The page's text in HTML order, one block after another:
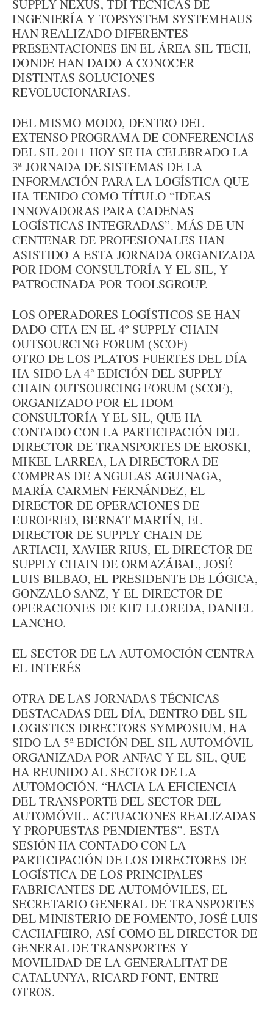
SUPPLY NEXUS, TDI TÉCNICAS DE
INGENIERÍA Y TOPSYSTEM SYSTEMHAUS
HAN REALIZADO DIFERENTES
PRESENTACIONES EN EL ÁREA SIL TECH,
DONDE HAN DADO A CONOCER
DISTINTAS SOLUCIONES
REVOLUCIONARIAS.
DEL MISMO MODO, DENTRO DEL
EXTENSO PROGRAMA DE CONFERENCIAS
DEL SIL 2011 HOY SE HA CELEBRADO LA
3ª JORNADA DE SISTEMAS DE LA
INFORMACIÓN PARA LA LOGÍSTICA QUE
HA TENIDO COMO TÍTULO “IDEAS
INNOVADORAS PARA CADENAS
LOGÍSTICAS INTEGRADAS”. MÁS DE UN
CENTENAR DE PROFESIONALES HAN
ASISTIDO A ESTA JORNADA ORGANIZADA
POR IDOM CONSULTORÍA Y EL SIL, Y
PATROCINADA POR TOOLSGROUP.
LOS OPERADORES LOGÍSTICOS SE HAN
DADO CITA EN EL 4º SUPPLY CHAIN
OUTSOURCING FORUM (SCOF)
OTRO DE LOS PLATOS FUERTES DEL DÍA
HA SIDO LA 4ª EDICIÓN DEL SUPPLY
CHAIN OUTSOURCING FORUM (SCOF),
ORGANIZADO POR EL IDOM
CONSULTORÍA Y EL SIL, QUE HA
CONTADO CON LA PARTICIPACIÓN DEL
DIRECTOR DE TRANSPORTES DE EROSKI,
MIKEL LARREA, LA DIRECTORA DE
COMPRAS DE ANGULAS AGUINAGA,
MARÍA CARMEN FERNÁNDEZ, EL
DIRECTOR DE OPERACIONES DE
EUROFRED, BERNAT MARTÍN, EL
DIRECTOR DE SUPPLY CHAIN DE
ARTIACH, XAVIER RIUS, EL DIRECTOR DE
SUPPLY CHAIN DE ORMAZÁBAL, JOSÉ
LUIS BILBAO, EL PRESIDENTE DE LÓGICA,
GONZALO SANZ, Y EL DIRECTOR DE
OPERACIONES DE KH7 LLOREDA, DANIEL
LANCHO.
EL SECTOR DE LA AUTOMOCIÓN CENTRA
EL INTERÉS
OTRA DE LAS JORNADAS TÉCNICAS
DESTACADAS DEL DÍA, DENTRO DEL SIL
LOGISTICS DIRECTORS SYMPOSIUM, HA
SIDO LA 5ª EDICIÓN DEL SIL AUTOMÓVIL
ORGANIZADA POR ANFAC Y EL SIL, QUE
HA REUNIDO AL SECTOR DE LA
AUTOMOCIÓN. “HACIA LA EFICIENCIA
DEL TRANSPORTE DEL SECTOR DEL
AUTOMÓVIL. ACTUACIONES REALIZADAS
Y PROPUESTAS PENDIENTES”. ESTA
SESIÓN HA CONTADO CON LA
PARTICIPACIÓN DE LOS DIRECTORES DE
LOGÍSTICA DE LOS PRINCIPALES
FABRICANTES DE AUTOMÓVILES, EL
SECRETARIO GENERAL DE TRANSPORTES
DEL MINISTERIO DE FOMENTO, JOSÉ LUIS
CACHAFEIRO, ASÍ COMO EL DIRECTOR DE
GENERAL DE TRANSPORTES Y
MOVILIDAD DE LA GENERALITAT DE
CATALUNYA, RICARD FONT, ENTRE
OTROS.